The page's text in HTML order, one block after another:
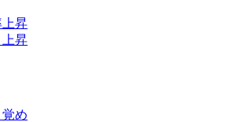
昇
上昇
め